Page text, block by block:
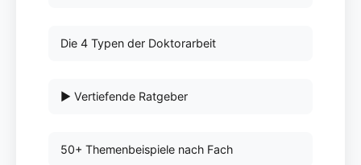
Die 4 Typen der Doktorarbeit
▶ Vertiefende Ratgeber
50+ Themenbeispiele nach Fach